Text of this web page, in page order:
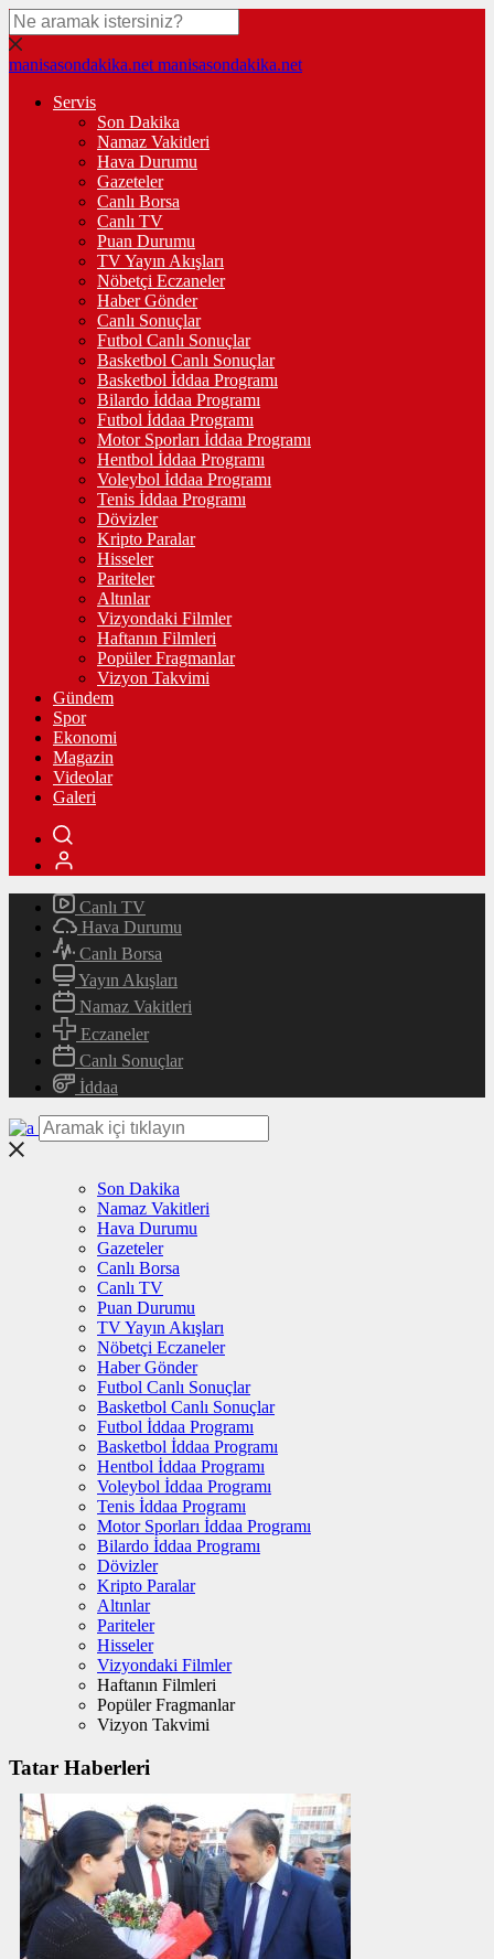
manisasondakika.net manisasondakika.net
Servis
Son Dakika
Namaz Vakitleri
Hava Durumu
Gazeteler
Canlı Borsa
Canlı TV
Puan Durumu
TV Yayın Akışları
Nöbetçi Eczaneler
Haber Gönder
Canlı Sonuçlar
Futbol Canlı Sonuçlar
Basketbol Canlı Sonuçlar
Basketbol İddaa Programı
Bilardo İddaa Programı
Futbol İddaa Programı
Motor Sporları İddaa Programı
Hentbol İddaa Programı
Voleybol İddaa Programı
Tenis İddaa Programı
Dövizler
Kripto Paralar
Hisseler
Pariteler
Altınlar
Vizyondaki Filmler
Haftanın Filmleri
Popüler Fragmanlar
Vizyon Takvimi
Gündem
Spor
Ekonomi
Magazin
Videolar
Galeri
Canlı TV
Hava Durumu
Canlı Borsa
Yayın Akışları
Namaz Vakitleri
Eczaneler
Canlı Sonuçlar
İddaa
Son Dakika
Namaz Vakitleri
Hava Durumu
Gazeteler
Canlı Borsa
Canlı TV
Puan Durumu
TV Yayın Akışları
Nöbetçi Eczaneler
Haber Gönder
Futbol Canlı Sonuçlar
Basketbol Canlı Sonuçlar
Futbol İddaa Programı
Basketbol İddaa Programı
Hentbol İddaa Programı
Voleybol İddaa Programı
Tenis İddaa Programı
Motor Sporları İddaa Programı
Bilardo İddaa Programı
Dövizler
Kripto Paralar
Altınlar
Pariteler
Hisseler
Vizyondaki Filmler
Haftanın Filmleri
Popüler Fragmanlar
Vizyon Takvimi
Tatar Haberleri